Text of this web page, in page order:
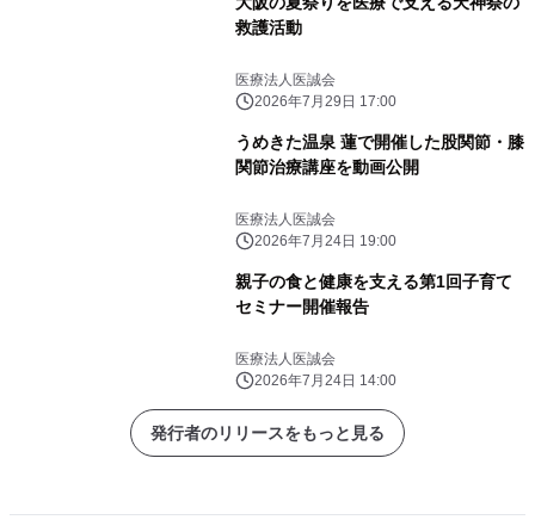
救護活動
医療法人医誠会
2026年7月29日 17:00
うめきた温泉 蓮で開催した股関節・膝
関節治療講座を動画公開
医療法人医誠会
2026年7月24日 19:00
親子の食と健康を支える第1回子育て
セミナー開催報告
医療法人医誠会
2026年7月24日 14:00
発行者のリリースをもっと見る